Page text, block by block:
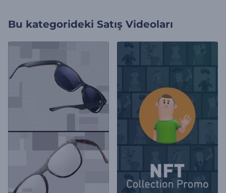
Bu kategorideki Satış Videoları